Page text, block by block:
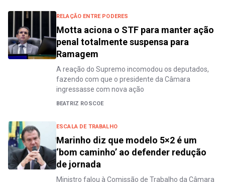
RELAÇÃO ENTRE PODERES
Motta aciona o STF para manter ação
penal totalmente suspensa para
Ramagem
A reação do Supremo incomodou os deputados,
fazendo com que o presidente da Câmara
ingressasse com nova ação
BEATRIZ ROSCOE
ESCALA DE TRABALHO
Marinho diz que modelo 5×2 é um
‘bom caminho’ ao defender redução
de jornada
Ministro falou à Comissão de Trabalho da Câmara